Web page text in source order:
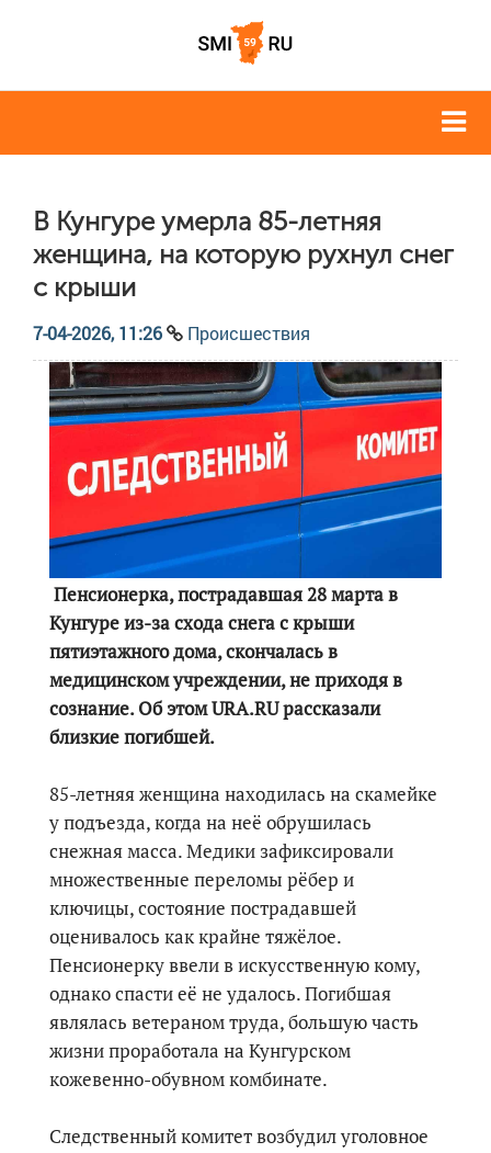
В Кунгуре умерла 85-летняя
женщина, на которую рухнул снег
с крыши
7-04-2026, 11:26 Происшествия
Пенсионерка, пострадавшая 28 марта в
Кунгуре из-за схода снега с крыши
пятиэтажного дома, скончалась в
медицинском учреждении, не приходя в
сознание. Об этом URA.RU рассказали
близкие погибшей.
85-летняя женщина находилась на скамейке
у подъезда, когда на неё обрушилась
снежная масса. Медики зафиксировали
множественные переломы рёбер и
ключицы, состояние пострадавшей
оценивалось как крайне тяжёлое.
Пенсионерку ввели в искусственную кому,
однако спасти её не удалось. Погибшая
являлась ветераном труда, большую часть
жизни проработала на Кунгурском
кожевенно-обувном комбинате.
Следственный комитет возбудил уголовное